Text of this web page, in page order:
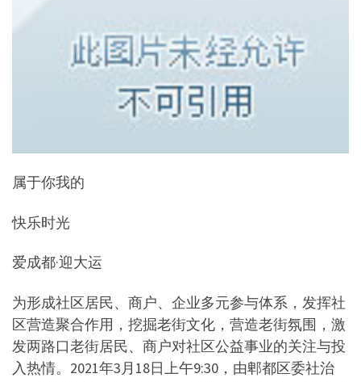
属于你我的
快乐时光
爱成都·迎大运
为形成社区居民、商户、企业多元参与体系，发挥社
区营造聚合作用，挖掘老街文化，营造老街氛围，激
发两路口老街居民、商户对社区公益事业的关注与投
入热情。2021年3月18日上午9:30，由郫都区委社治